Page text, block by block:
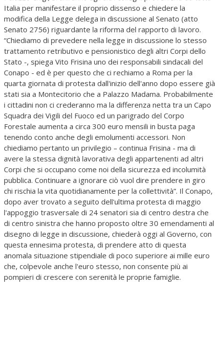
Italia per manifestare il proprio dissenso e chiedere la
modifica della Legge delega in discussione al Senato (atto
Senato 2756) riguardante la riforma del rapporto di lavoro.
“Chiediamo di prevedere nella legge in discussione lo stesso
trattamento retributivo e pensionistico degli altri Corpi dello
Stato -, spiega Vito Frisina uno dei responsabili sindacali del
Conapo - ed è per questo che ci rechiamo a Roma per la
quarta giornata di protesta dall'inizio dell'anno dopo essere già
stati sia a Montecitorio che a Palazzo Madama. Probabilmente
i cittadini non ci crederanno ma la differenza netta tra un Capo
Squadra dei Vigili del Fuoco ed un parigrado del Corpo
Forestale aumenta a circa 300 euro mensili in busta paga
tenendo conto anche degli emolumenti accessori. Non
chiediamo pertanto un privilegio – continua Frisina - ma di
avere la stessa dignità lavorativa degli appartenenti ad altri
Corpi che si occupano come noi della sicurezza ed incolumità
pubblica. Continuare a ignorare ciò vuol dire prendere in giro
chi rischia la vita quotidianamente per la collettività”. Il Conapo,
dopo aver trovato a seguito dell'ultima protesta di maggio
l'appoggio trasversale di 24 senatori sia di centro destra che
di centro sinistra che hanno proposto oltre 30 emendamenti al
disegno di legge in discussione, chiederà oggi al Governo, con
questa ennesima protesta, di prendere atto di questa
anomala situazione stipendiale di poco superiore ai mille euro
che, colpevole anche l'euro stesso, non consente più ai
pompieri di crescere con serenità le proprie famiglie.